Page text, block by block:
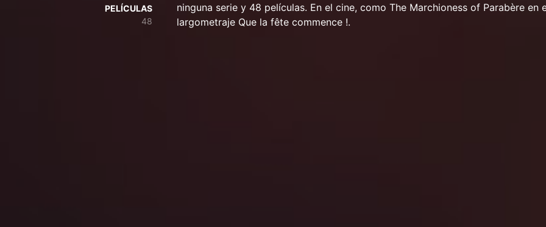
PELÍCULAS
48
ninguna serie y 48 películas. En el cine, como The Marchioness of Parabère en
largometraje Que la fête commence !.